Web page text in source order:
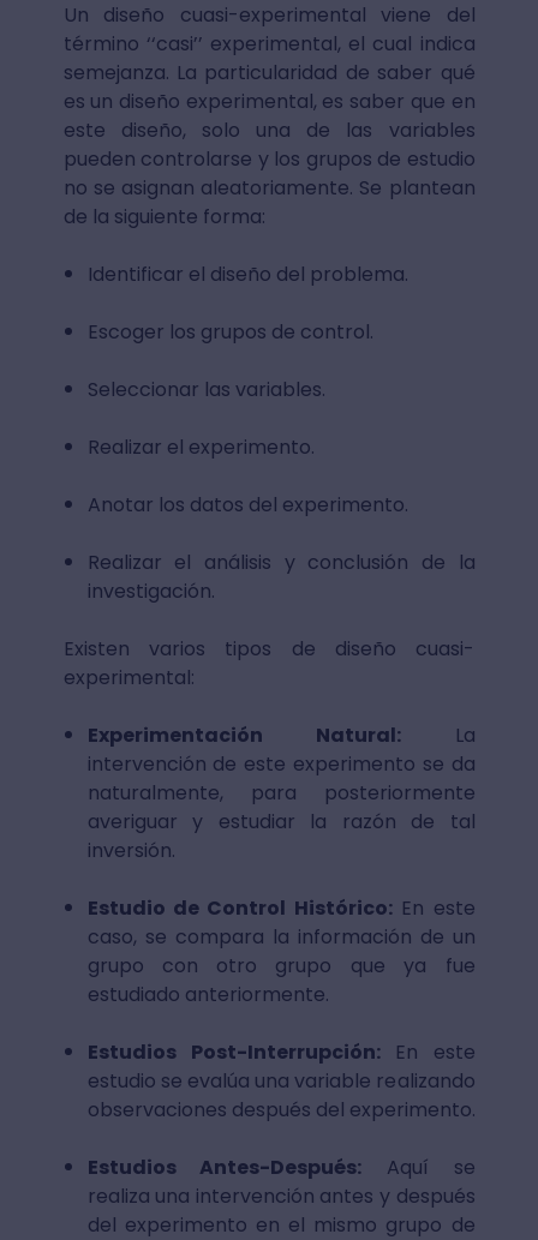
Un diseño cuasi-experimental viene del
término ‘‘casi’’ experimental, el cual indica
semejanza. La particularidad de saber qué
es un diseño experimental, es saber que en
este diseño, solo una de las variables
pueden controlarse y los grupos de estudio
no se asignan aleatoriamente. Se plantean
de la siguiente forma:
Identificar el diseño del problema.
Escoger los grupos de control.
Seleccionar las variables.
Realizar el experimento.
Anotar los datos del experimento.
Realizar el análisis y conclusión de la
investigación.
Existen varios tipos de diseño cuasi-
experimental:
Experimentación Natural:La
intervención de este experimento se da
naturalmente, para posteriormente
averiguar y estudiar la razón de tal
inversión.
Estudio de Control Histórico:En este
caso, se compara la información de un
grupo con otro grupo que ya fue
estudiado anteriormente.
Estudios Post-Interrupción:
En este
estudio se evalúa una variable realizando
observaciones después del experimento.
Estudios Antes-Después: Aquí se
realiza una intervención antes y después
del experimento en el mismo grupo de